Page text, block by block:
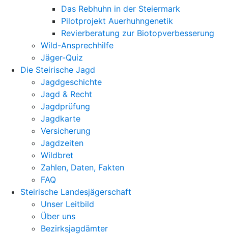
Das Rebhuhn in der Steiermark
Pilotprojekt Auerhuhngenetik
Revierberatung zur Biotopverbesserung
Wild-Ansprechhilfe
Jäger-Quiz
Die Steirische Jagd
Jagdgeschichte
Jagd & Recht
Jagdprüfung
Jagdkarte
Versicherung
Jagdzeiten
Wildbret
Zahlen, Daten, Fakten
FAQ
Steirische Landesjägerschaft
Unser Leitbild
Über uns
Bezirksjagdämter